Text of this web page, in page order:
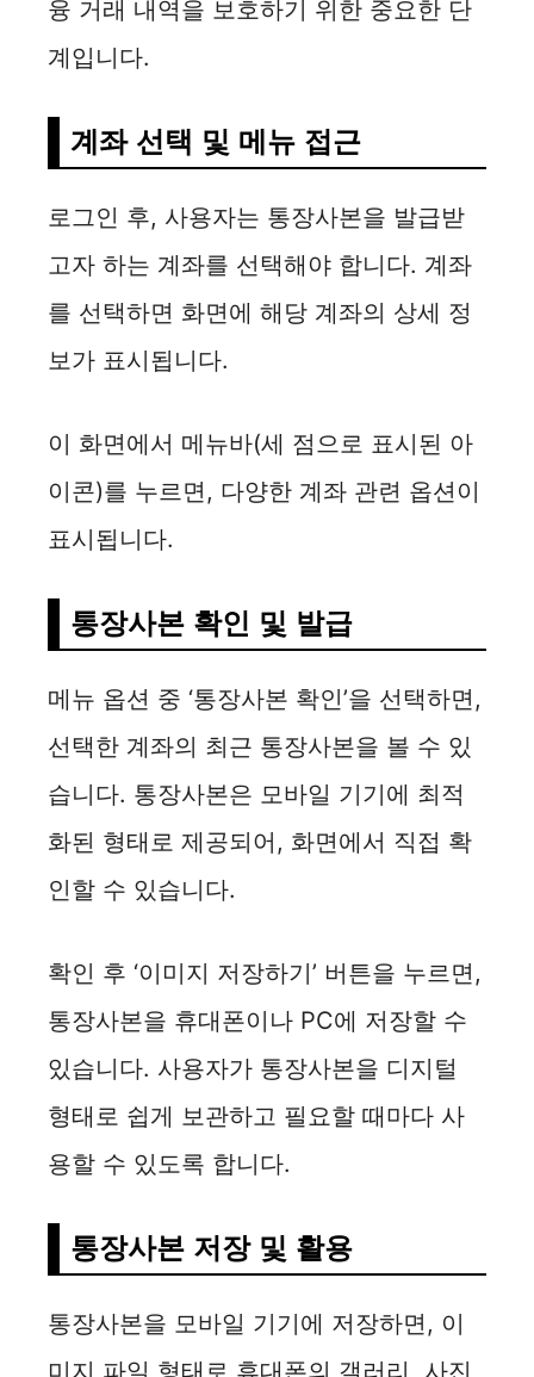
융 거래 내역을 보호하기 위한 중요한 단
계입니다.
계좌 선택 및 메뉴 접근
로그인 후, 사용자는 통장사본을 발급받
고자 하는 계좌를 선택해야 합니다. 계좌
를 선택하면 화면에 해당 계좌의 상세 정
보가 표시됩니다.
이 화면에서 메뉴바(세 점으로 표시된 아
이콘)를 누르면, 다양한 계좌 관련 옵션이
표시됩니다.
통장사본 확인 및 발급
메뉴 옵션 중 ‘통장사본 확인’을 선택하면,
선택한 계좌의 최근 통장사본을 볼 수 있
습니다. 통장사본은 모바일 기기에 최적
화된 형태로 제공되어, 화면에서 직접 확
인할 수 있습니다.
확인 후 ‘이미지 저장하기’ 버튼을 누르면,
통장사본을 휴대폰이나 PC에 저장할 수
있습니다. 사용자가 통장사본을 디지털
형태로 쉽게 보관하고 필요할 때마다 사
용할 수 있도록 합니다.
통장사본 저장 및 활용
통장사본을 모바일 기기에 저장하면, 이
미지 파일 형태로 휴대폰의 갤러리, 사진